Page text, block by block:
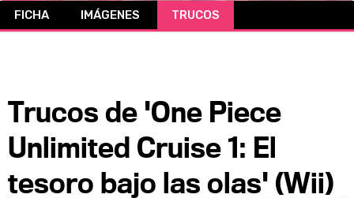
FICHA IMÁGENES TRUCOS
Trucos de 'One Piece
Unlimited Cruise 1: El
tesoro bajo las olas' (Wii)